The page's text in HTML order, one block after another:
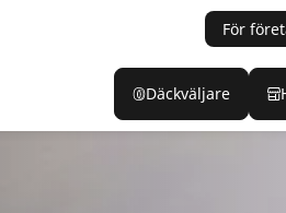
För
Däckväljare